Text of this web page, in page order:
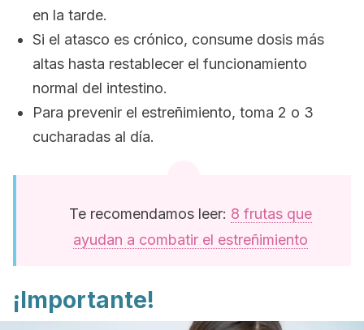
en la tarde.
Si el atasco es crónico, consume dosis más
altas hasta restablecer el funcionamiento
normal del intestino.
Para prevenir el estreñimiento, toma 2 o 3
cucharadas al día.
Te recomendamos leer: 8 frutas que
ayudan a combatir el estreñimiento
¡Importante!